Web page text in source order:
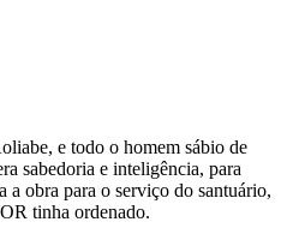
e todo o homem sábio de
sabedoria e inteligência, para
a obra para o serviço do santuário,
tinha ordenado.